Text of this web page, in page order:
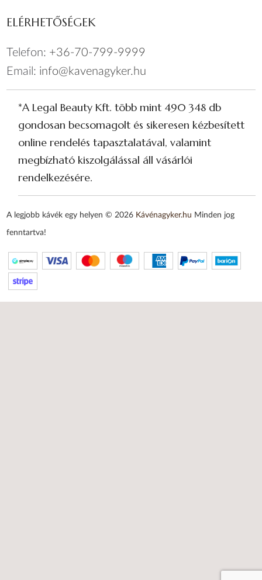
ELÉRHETŐSÉGEK
Telefon: +36-70-799-9999
Email: info@kavenagyker.hu
*A Legal Beauty Kft. több mint 490 348 db
gondosan becsomagolt és sikeresen kézbesített
online rendelés tapasztalatával, valamint
megbízható kiszolgálással áll vásárlói
rendelkezésére.
A legjobb kávék egy helyen © 2026 Kávénagyker.hu Minden jog
fenntartva!